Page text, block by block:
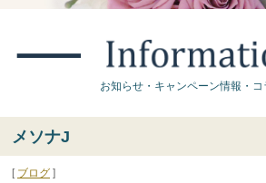
お知らせ・キャンペーン情報・
メソナJ
[ ブログ ]